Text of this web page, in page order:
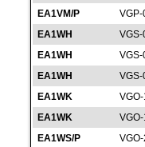
EA1VM/P
EA1WH
EA1WH
EA1WH
EA1WK
EA1WK
EA1WS/P